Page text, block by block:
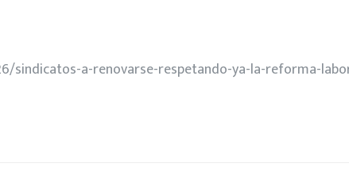
sindicatos-a-renovarse-respetando-ya-la-reforma-